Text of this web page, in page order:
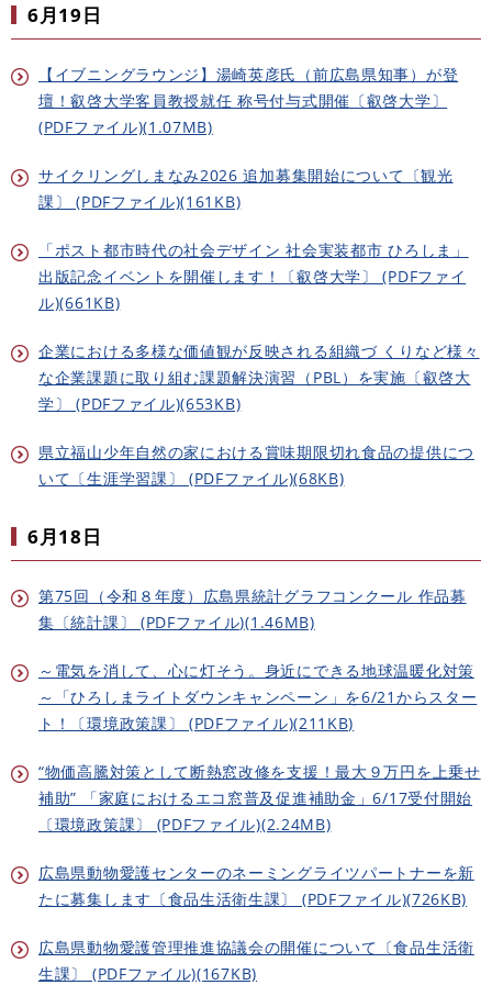
6月19日
【イブニングラウンジ】湯崎英彦氏（前広島県知事）が登
壇！叡啓大学客員教授就任 称号付与式開催〔叡啓大学〕
(PDFファイル)(1.07MB)
サイクリングしまなみ2026 追加募集開始について〔観光
課〕 (PDFファイル)(161KB)
「ポスト都市時代の社会デザイン 社会実装都市 ひろしま」
出版記念イベントを開催します！〔叡啓大学〕 (PDFファイ
ル)(661KB)
企業における多様な価値観が反映される組織づ くりなど様々
な企業課題に取り組む課題解決演習（PBL）を実施〔叡啓大
学〕 (PDFファイル)(653KB)
県立福山少年自然の家における賞味期限切れ食品の提供につ
いて〔生涯学習課〕 (PDFファイル)(68KB)
6月18日
第75回（令和８年度）広島県統計グラフコンクール 作品募
集〔統計課〕 (PDFファイル)(1.46MB)
～電気を消して、心に灯そう。身近にできる地球温暖化対策
～「ひろしまライトダウンキャンペーン」を6/21からスター
ト！〔環境政策課〕 (PDFファイル)(211KB)
“物価高騰対策として断熱窓改修を支援！最大９万円を上乗せ
補助” 「家庭におけるエコ窓普及促進補助金」6/17受付開始
〔環境政策課〕 (PDFファイル)(2.24MB)
広島県動物愛護センターのネーミングライツパートナーを新
たに募集します〔食品生活衛生課〕 (PDFファイル)(726KB)
広島県動物愛護管理推進協議会の開催について〔食品生活衛
生課〕 (PDFファイル)(167KB)